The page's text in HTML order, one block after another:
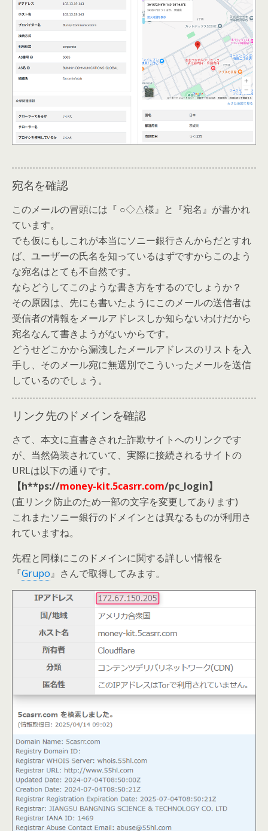
宛名を確認
このメールの冒頭には『 ○◇△様』と『宛名』が書かれ
ています。
でも仮にもしこれが本当にソニー銀行さんからだとすれ
ば、ユーザーの氏名を知っているはずですからこのよう
な宛名はとても不自然です。
ならどうしてこのような書き方をするのでしょうか？
その原因は、先にも書いたようにこのメールの送信者は
受信者の情報をメールアドレスしか知らないわけだから
宛名なんて書きようがないからです。
どうせどこかから漏洩したメールアドレスのリストを入
手し、そのメール宛に無選別でこういったメールを送信
しているのでしょう。
リンク先のドメインを確認
さて、本文に直書きされた詐欺サイトへのリンクです
が、当然偽装されていて、実際に接続されるサイトの
URLは以下の通りです。
【h**ps://money-kit.5casrr.com/pc_login】
(直リンク防止のため一部の文字を変更してあります)
これまたソニー銀行のドメインとは異なるものが利用さ
れていますね。
先程と同様にこのドメインに関する詳しい情報を
『Grupo』さんで取得してみます。